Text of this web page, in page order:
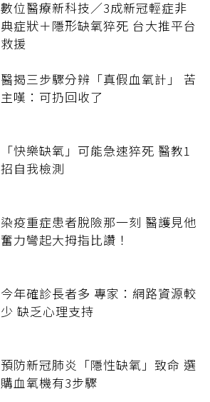
數位醫療新科技／3成新冠輕症非
典症狀＋隱形缺氧猝死 台大推平台
救援
醫揭三步驟分辨「真假血氧計」 苦
主嘆：可扔回收了
「快樂缺氧」可能急速猝死 醫教1
招自我檢測
染疫重症患者脫險那一刻 醫護見他
奮力彎起大拇指比讚！
今年確診長者多 專家：網路資源較
少 缺乏心理支持
預防新冠肺炎「隱性缺氧」致命 選
購血氧機有3步驟